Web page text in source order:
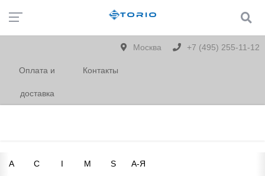
Москва +7 (495) 255-11-12
Оплата и
доставка
Контакты
A C I M S А-Я